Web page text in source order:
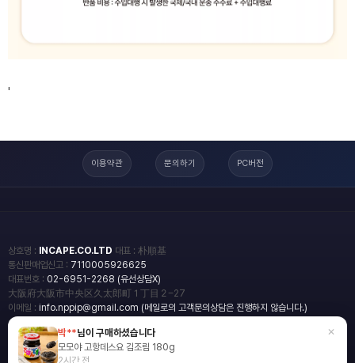
'
이용약관 문의하기 PC버전
상호명 : INCAPE.CO.LTD 대표 : 朴順基
통신판매업신고 : 7110005926625
대표번호 : 02-6951-2268 (유선상담X)
大阪府大阪市中央区久太郎町１丁目２−27
이메일 : info.nppip@gmail.com (메일로의 고객문의상담은 진행하지 않습니다.)
copyright
일본직구쇼핑몰 엔핍
2018 All rights reserved.
박**님이 구매하셨습니다
모모야 고항데스요 김조림 180g
2시간 전
×